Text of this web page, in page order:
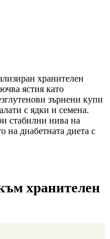
хранителен
ястия като
зърнени купи
с ядки и семена.
стабилни нива на
на диабетната диета с
хранителен